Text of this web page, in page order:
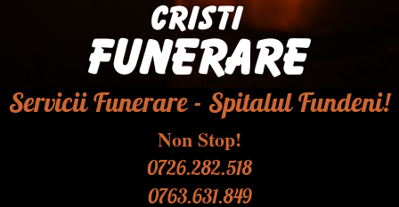
Servicii Funerare - Spitalul Fundeni!
Non Stop!
0726.282.518
0763.631.849